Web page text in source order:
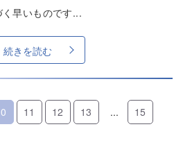
早いものです...
続きを読む
11 12 13 ... 15